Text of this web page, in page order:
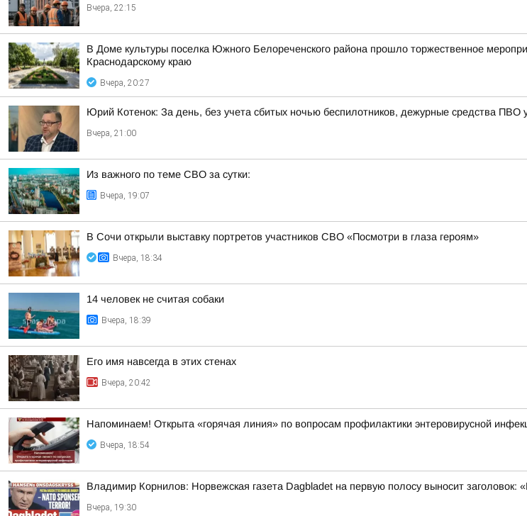
Вчера, 22:15
В Доме культуры поселка Южного Белореченского района прошло торжественное
Краснодарскому краю
Вчера, 20:27
Юрий Котенок: За день, без учета сбитых ночью беспилотников, дежурные средства ПВО
Вчера, 21:00
Из важного по теме СВО за сутки:
Вчера, 19:07
В Сочи открыли выставку портретов участников СВО «Посмотри в глаза героям»
Вчера, 18:34
14 человек не считая собаки
Вчера, 18:39
Его имя навсегда в этих стенах
Вчера, 20:42
Напоминаем! Открыта «горячая линия» по вопросам профилактики энтеровирусной
Вчера, 18:54
Владимир Корнилов: Норвежская газета Dagbladet на первую полосу выносит заголовок:
Вчера, 19:30